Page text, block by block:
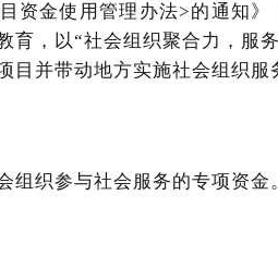
资金使用管理办法>的通知
育，以“社会组织聚合力，服
目并带动地方实施社会组织服
组织参与社会服务的专项资金